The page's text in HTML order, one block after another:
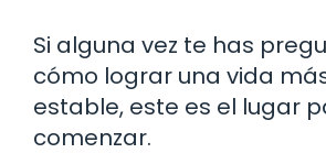
Si alguna vez te has
cómo lograr una vida
estable, este es el lugar
comenzar.